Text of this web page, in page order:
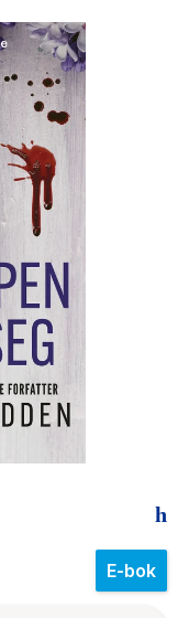
E-bok